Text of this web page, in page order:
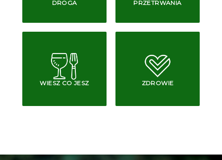
DROGA
PRZETRWANIA
WIESZ CO JESZ ZDROWIE